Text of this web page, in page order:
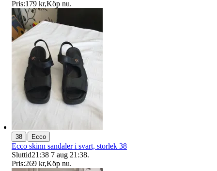
Pris:179 kr,Köp nu.
38 | Ecco
Ecco skinn sandaler i svart, storlek 38
Sluttid21:38 7 aug 21:38.
Pris:269 kr,Köp nu.